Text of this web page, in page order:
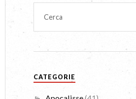
CATEGORIE